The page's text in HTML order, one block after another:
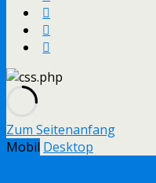
Zum Seitenanfang
Mobil Desktop